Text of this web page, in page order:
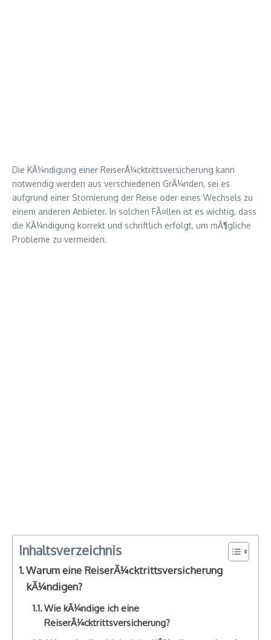
Die KÃ¼ndigung einer ReiserÃ¼cktrittsversicherung kann
notwendig werden aus verschiedenen GrÃ¼nden, sei es
aufgrund einer Stornierung der Reise oder eines Wechsels zu
einem anderen Anbieter. In solchen FÃ¤llen ist es wichtig, dass
die KÃ¼ndigung korrekt und schriftlich erfolgt, um mÃ¶gliche
Probleme zu vermeiden.
Inhaltsverzeichnis
Warum eine ReiserÃ¼cktrittsversicherung
kÃ¼ndigen?
Wie kÃ¼ndige ich eine
ReiserÃ¼cktrittsversicherung?